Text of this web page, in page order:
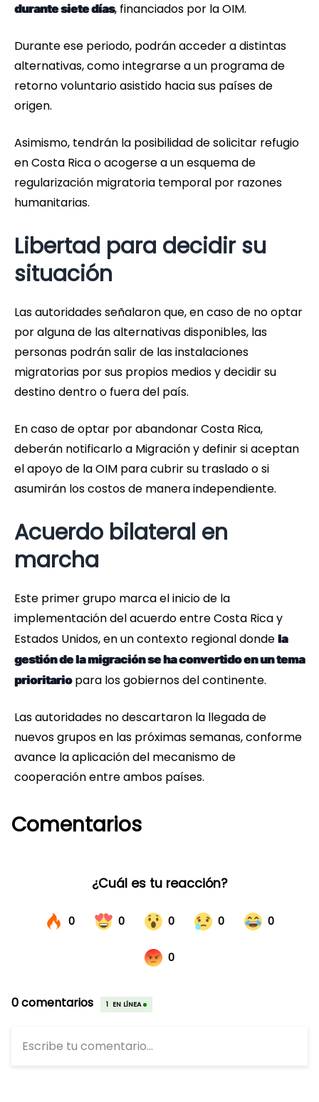
durante siete días, financiados por la OIM.
Durante ese periodo, podrán acceder a distintas
alternativas, como integrarse a un programa de
retorno voluntario asistido hacia sus países de
origen.
Asimismo, tendrán la posibilidad de solicitar refugio
en Costa Rica o acogerse a un esquema de
regularización migratoria temporal por razones
humanitarias.
Libertad para decidir su
situación
Las autoridades señalaron que, en caso de no optar
por alguna de las alternativas disponibles, las
personas podrán salir de las instalaciones
migratorias por sus propios medios y decidir su
destino dentro o fuera del país.
En caso de optar por abandonar Costa Rica,
deberán notificarlo a Migración y definir si aceptan
el apoyo de la OIM para cubrir su traslado o si
asumirán los costos de manera independiente.
Acuerdo bilateral en
marcha
Este primer grupo marca el inicio de la
implementación del acuerdo entre Costa Rica y
Estados Unidos, en un contexto regional donde la
gestión de la migración se ha convertido en un tema
prioritariopara los gobiernos del continente.
Las autoridades no descartaron la llegada de
nuevos grupos en las próximas semanas, conforme
avance la aplicación del mecanismo de
cooperación entre ambos países.
Comentarios